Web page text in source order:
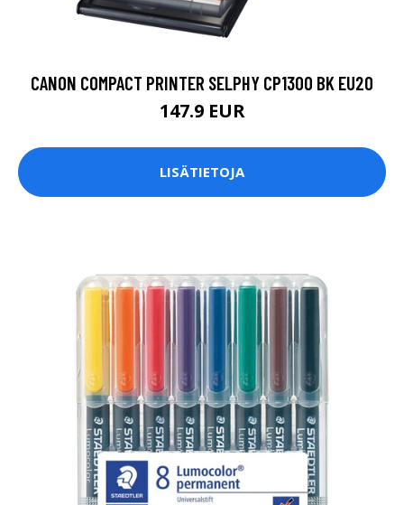
CANON COMPACT PRINTER SELPHY CP1300 BK EU20
147.9 EUR
LISÄTIETOJA